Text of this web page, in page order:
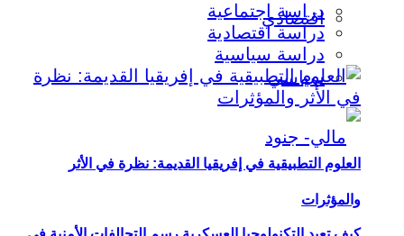
اقتصادي
سياسي
دراسة اجتماعية
دراسة اقتصادية
دراسة سياسية
العلوم التطبيقية في إفريقيا القديمة: نظرة في الأثر
والمؤثرات